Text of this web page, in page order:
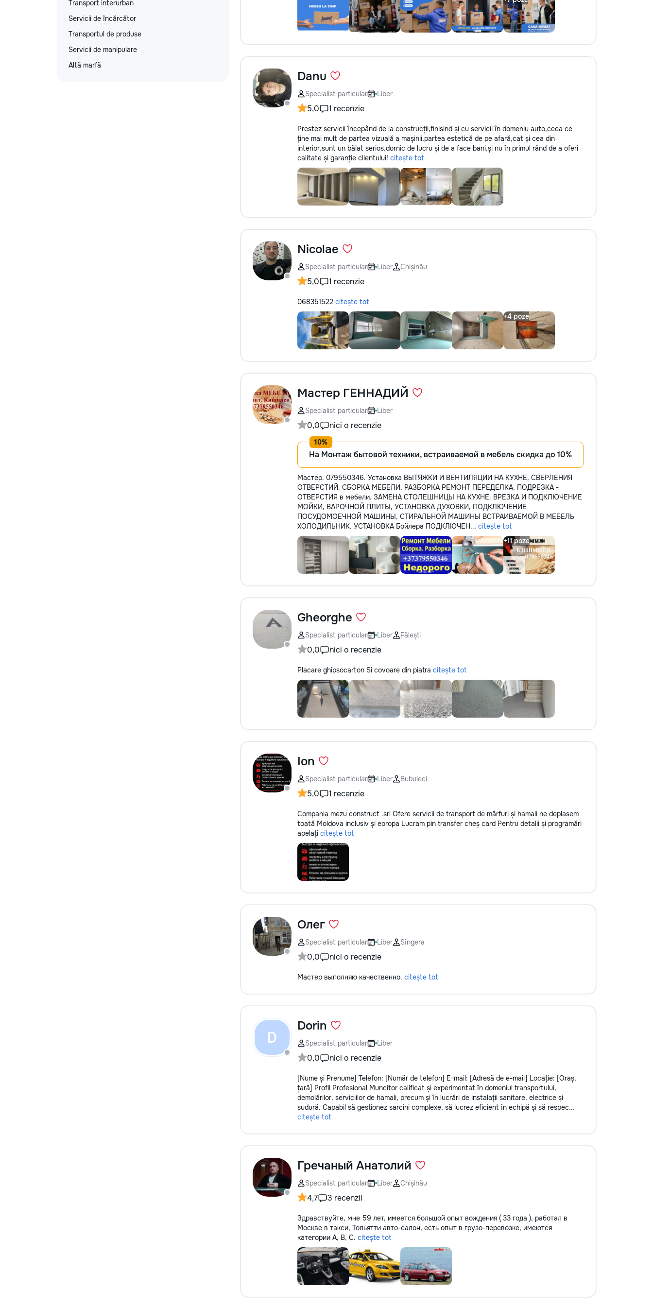
Transport interurban
Servicii de încărcător
Transportul de produse
Servicii de manipulare
Altă marfă
Danu
Specialist particular Liber
5,0 1 recenzie
Prestez servicii începând de la construcții,finisind și cu servicii în domeniu auto,ceea ce
ține mai mult de partea vizuală a mașinii,partea estetică de pe afară,cat și cea din
interior,sunt un băiat serios,dornic de lucru și de a face bani,și nu în primul rând de a oferi
calitate și garanție clientului! citește tot
Nicolae
Specialist particular Liber Chișinău
5,0 1 recenzie
068351522 citește tot
Мастер ГЕННАДИЙ
Specialist particular Liber
0,0 nici o recenzie
На Монтаж бытовой техники, встраиваемой в мебель скидка до 10%
Мастер. 079550346. Установка ВЫТЯЖКИ И ВЕНТИЛЯЦИИ НА КУХНЕ, СВЕРЛЕНИЯ
ОТВЕРСТИЙ. СБОРКА МЕБЕЛИ, РАЗБОРКА РЕМОНТ ПЕРЕДЕЛКА, ПОДРЕЗКА -
ОТВЕРСТИЯ в мебели. ЗАМЕНА СТОЛЕШНИЦЫ НА КУХНЕ. ВРЕЗКА И ПОДКЛЮЧЕНИЕ
МОЙКИ, ВАРОЧНОЙ ПЛИТЫ, УСТАНОВКА ДУХОВКИ, ПОДКЛЮЧЕНИЕ
ПОСУДОМОЕЧНОЙ МАШИНЫ, СТИРАЛЬНОЙ МАШИНЫ ВСТРАИВАЕМОЙ В МЕБЕЛЬ
ХОЛОДИЛЬНИК. УСТАНОВКА Бойлера ПОДКЛЮЧЕН... citește tot
Gheorghe
Specialist particular Liber Fălești
0,0 nici o recenzie
Placare ghipsocarton Si covoare din piatra citește tot
Ion
Specialist particular Liber Bubuieci
5,0 1 recenzie
Compania mezu construct .srl Ofere servicii de transport de mărfuri și hamali ne deplasem
toată Moldova inclusiv și eoropa Lucram pin transfer cheș card Pentru detalii și programări
apelați citește tot
Олег
Specialist particular Liber Sîngera
0,0 nici o recenzie
Мастер выполняю качественно. citește tot
D
Dorin
Specialist particular Liber
0,0 nici o recenzie
[Nume și Prenume] Telefon: [Număr de telefon] E-mail: [Adresă de e-mail] Locație: [Oraș,
țară] Profil Profesional Muncitor calificat și experimentat în domeniul transportului,
demolărilor, serviciilor de hamali, precum și în lucrări de instalații sanitare, electrice și
sudură. Capabil să gestionez sarcini complexe, să lucrez eficient în echipă și să respec...
citește tot
Гречаный Анатолий
Specialist particular Liber Chișinău
4,7 3 recenzii
Здравствуйте, мне 59 лет, имеется большой опыт вождения ( 33 года ), работал в
Москве в такси, Тольятти авто-салон, есть опыт в грузо-перевозке, имеются
категории A, B, C. citește tot